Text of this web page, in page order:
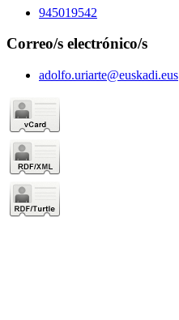
945019542
Correo/s electrónico/s
adolfo.uriarte@euskadi.eus